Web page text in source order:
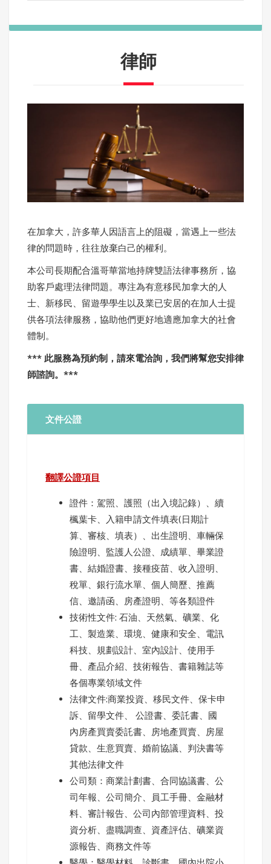
律師
在加拿大，許多華人因語言上的阻礙，當遇上一些法
律的問題時，往往放棄白己的權利。
本公司長期配合溫哥華當地持牌雙語法律事務所，協
助客戶處理法律問題。專注為有意移民加拿大的人
士、新移民、留遊學學生以及業已安居的在加人士提
供各項法律服務，協助他們更好地適應加拿大的社會
體制。
*** 此服務為預約制，請來電洽詢，我們將幫您安排律
師諮詢。 ***
文件公證
翻譯公證項目
證件：駕照、護照（出入境記錄）、續
楓葉卡、入籍申請文件填表(日期計
算、審核、填表）、出生證明、車輛保
險證明、監護人公證、成績單、畢業證
書、結婚證書、接種疫苗、收入證明、
稅單、銀行流水單、個人簡歷、推薦
信、邀請函、房產證明、等各類證件
技術性文件: 石油、天然氣、礦業、化
工、製造業、環境、健康和安全、電訊
科技、規劃設計、室內設計、使用手
冊、產品介紹、技術報告、書籍雜誌等
各個專業領域文件
法律文件:商業投資、移民文件、保卡申
訴、留學文件、 公證書、委託書、國
內房產買賣委託書、房地產買賣、房屋
貸款、生意買賣、婚前協議、判決書等
其他法律文件
公司類：商業計劃書、合同協議書、公
司年報、公司簡介、員工手冊、金融材
料、審計報告、公司內部管理資料、投
資分析、盡職調查、資產評估、礦業資
源報告、商務文件等